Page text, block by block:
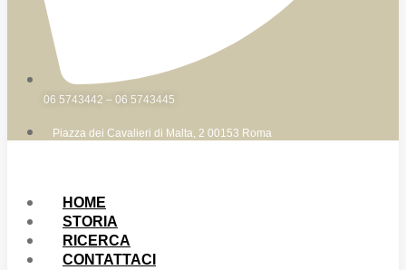
06 5743442 – 06 5743445
Piazza dei Cavalieri di Malta, 2 00153 Roma
HOME
STORIA
RICERCA
CONTATTACI